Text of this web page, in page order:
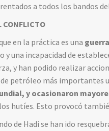
a todos los bandos
CONFLICTO
en la práctica es una
y una incapacidad de
y han podido realizar
petróleo más importantes
y ocasionaron
hutíes. Esto provocó
de Hadi se han ido